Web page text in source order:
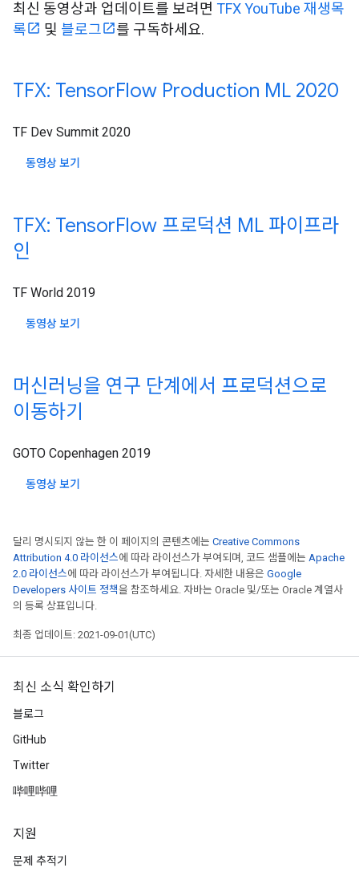
최신 동영상과 업데이트를 보려면 TFX YouTube 재생목
록
및 블로그 를 구독하세요.
TFX: TensorFlow Production ML 2020
TF Dev Summit 2020
동영상 보기
TFX: TensorFlow 프로덕션 ML 파이프라
인
TF World 2019
동영상 보기
머신러닝을 연구 단계에서 프로덕션으로
이동하기
GOTO Copenhagen 2019
동영상 보기
달리 명시되지 않는 한 이 페이지의 콘텐츠에는 Creative Commons
Attribution 4.0 라이선스에 따라 라이선스가 부여되며, 코드 샘플에는 Apache
2.0 라이선스에 따라 라이선스가 부여됩니다. 자세한 내용은 Google
Developers 사이트 정책을 참조하세요. 자바는 Oracle 및/또는 Oracle 계열사
의 등록 상표입니다.
최종 업데이트: 2021-09-01(UTC)
최신 소식 확인하기
블로그
GitHub
Twitter
哔哩哔哩
지원
문제 추적기